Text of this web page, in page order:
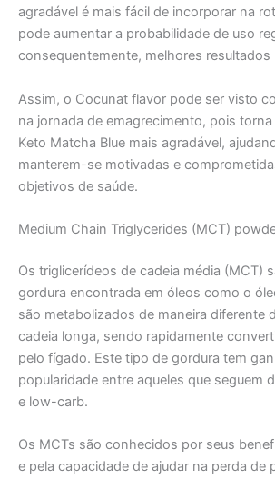
agradável é mais fácil de incorporar na
pode aumentar a probabilidade de uso
consequentemente, melhores resultados
Assim, o Cocunat flavor pode ser visto
na jornada de emagrecimento, pois
Keto Matcha Blue mais agradável,
manterem-se motivadas e
objetivos de saúde.
Medium Chain Triglycerides (MCT)
Os triglicerídeos de cadeia média (MCT)
gordura encontrada em óleos como o
são metabolizados de maneira diferente
cadeia longa, sendo rapidamente
pelo fígado. Este tipo de gordura tem
popularidade entre aqueles que seguem
e low-carb.
Os MCTs são conhecidos por seus
e pela capacidade de ajudar na perda de